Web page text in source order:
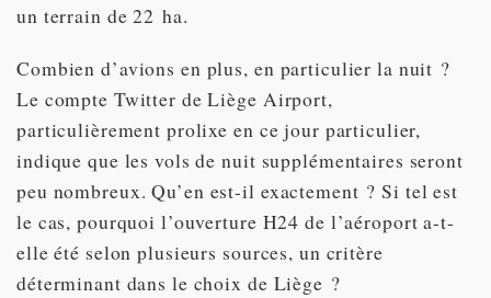
un terrain de 22 ha.
Combien d’avions en plus, en particulier la nuit ?
Le compte Twitter de Liège Airport,
particulièrement prolixe en ce jour particulier,
indique que les vols de nuit supplémentaires seront
peu nombreux. Qu’en est-il exactement ? Si tel est
le cas, pourquoi l’ouverture H24 de l’aéroport a-t-
elle été selon plusieurs sources, un critère
déterminant dans le choix de Liège ?